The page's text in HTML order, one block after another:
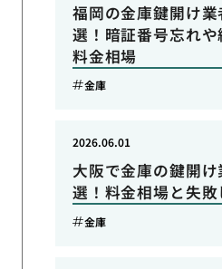
福岡の金庫鍵開け
選！暗証番号忘れや
料金相場
金庫
大阪で金庫の鍵開
選！料金相場と失
2026.06.01
金庫